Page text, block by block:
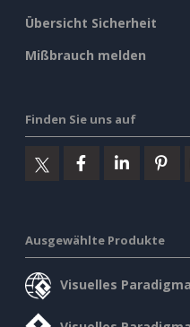
Übersicht Sicherheit
Mißbrauch melden
Finden Sie uns auf
Ausgewählte Produkte
Visuelles